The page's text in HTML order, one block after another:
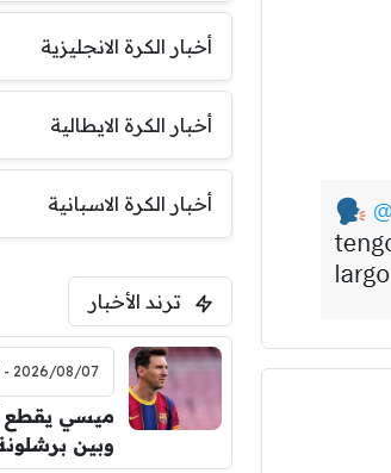
اودينيزي
8:00 م
أخبار الكرة الانجليزية
أخبار الكرة الايطالية
أخبار الكرة الاسبانية
ترند الأخبار
2026/08/07 - 16:19
ميسي يقطع
وبين